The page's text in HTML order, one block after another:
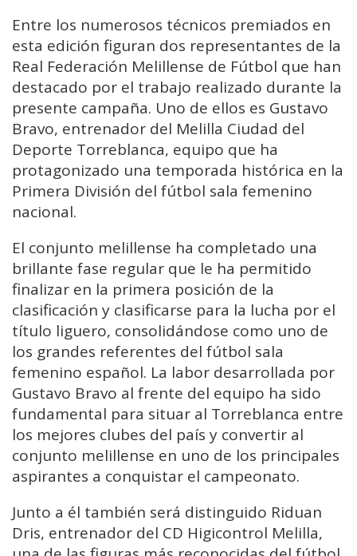
Entre los numerosos técnicos premiados en
esta edición figuran dos representantes de la
Real Federación Melillense de Fútbol que han
destacado por el trabajo realizado durante la
presente campaña. Uno de ellos es Gustavo
Bravo, entrenador del Melilla Ciudad del
Deporte Torreblanca, equipo que ha
protagonizado una temporada histórica en la
Primera División del fútbol sala femenino
nacional.
El conjunto melillense ha completado una
brillante fase regular que le ha permitido
finalizar en la primera posición de la
clasificación y clasificarse para la lucha por el
título liguero, consolidándose como uno de
los grandes referentes del fútbol sala
femenino español. La labor desarrollada por
Gustavo Bravo al frente del equipo ha sido
fundamental para situar al Torreblanca entre
los mejores clubes del país y convertir al
conjunto melillense en uno de los principales
aspirantes a conquistar el campeonato.
Junto a él también será distinguido Riduan
Dris, entrenador del CD Higicontrol Melilla,